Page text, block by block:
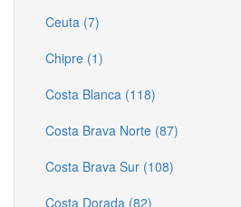
Ceuta (7)
Chipre (1)
Costa Blanca (118)
Costa Brava Norte (87)
Costa Brava Sur (108)
Costa Dorada (82)